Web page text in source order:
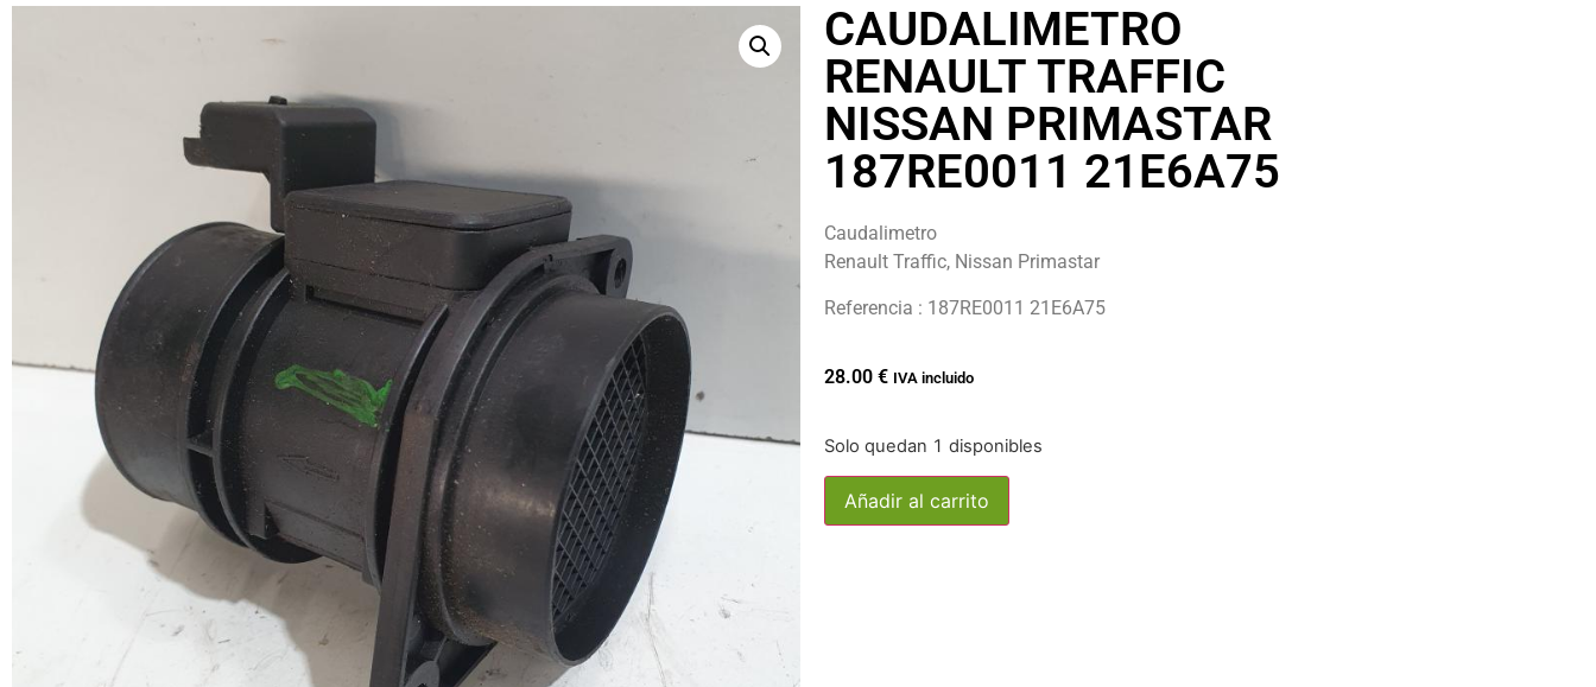
CAUDALIMETRO
RENAULT TRAFFIC
NISSAN PRIMASTAR
187RE0011 21E6A75
Caudalimetro
Renault Traffic, Nissan Primastar
Referencia : 187RE0011 21E6A75
28.00 € IVA incluido
Solo quedan 1 disponibles
Añadir al carrito